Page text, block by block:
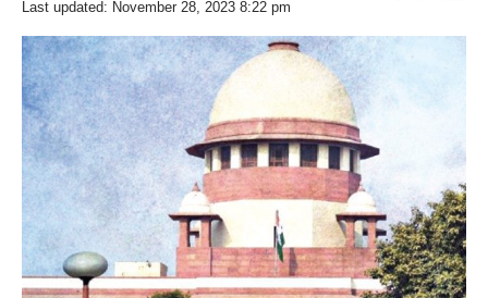
Last updated: November 28, 2023 8:22 pm